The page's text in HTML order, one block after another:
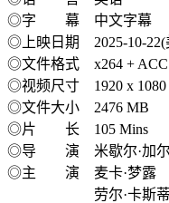
◎字 幕 中文字幕
◎上映日期 2025-10-22(
◎文件格式 x264 + ACC
◎视频尺寸 1920 x 1080
◎文件大小 2476 MB
◎片 长 105 Mins
◎导 演 米歇尔·加尔
◎主 演 麦卡·梦露
劳尔·卡斯蒂